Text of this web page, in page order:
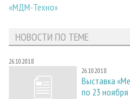
«МДМ-Техно»
НОВОСТИ ПО ТЕМЕ
26.10.2018
26.10.2018
Выставка
по 23 ноября